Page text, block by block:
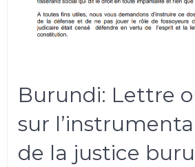
Burundi: Lettre
sur
de la justice